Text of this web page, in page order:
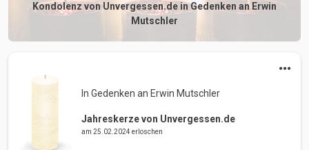
Kondolenz von Unvergessen.de in Gedenken an Erwin
Mutschler
In Gedenken an Erwin Mutschler
Jahreskerze von Unvergessen.de
am 25.02.2024 erloschen